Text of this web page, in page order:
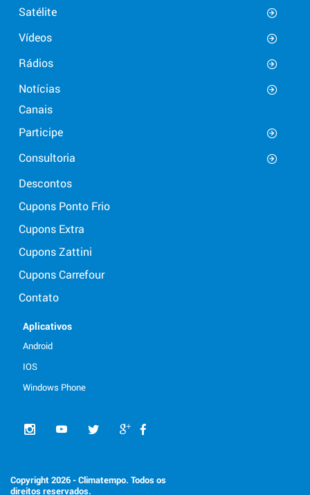
Satélite
Vídeos
Rádios
Notícias
Canais
Participe
Consultoria
Descontos
Cupons Ponto Frio
Cupons Extra
Cupons Zattini
Cupons Carrefour
Contato
Aplicativos
Android
IOS
Windows Phone
Copyright 2026 - Climatempo. Todos os
direitos reservados.